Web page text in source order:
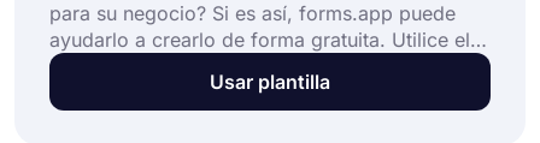
para su negocio? Si es así, forms.app puede
ayudarlo a crearlo de forma gratuita. Utilice el
creador de formularios para crear un formulario
de pedido que se adapte a sus necesidades, o
Usar plantilla